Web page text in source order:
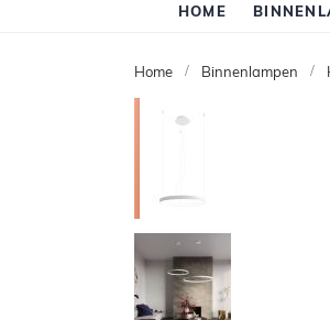
HOME
Home Binnenlampen
van
de
afbeeldingen-
gallerij